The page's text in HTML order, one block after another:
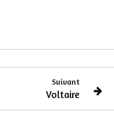
Suivant
Voltaire